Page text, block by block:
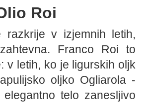
Roi
razkrije v izjemnih letih,
Franco Roi to
v letih, ko je ligurskih oljk
oljko Ogliarola -
telo zanesljivo